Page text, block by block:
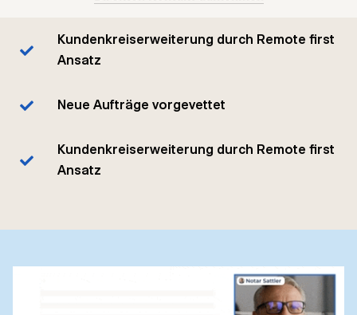
Kundenkreiserweiterung durch Remote first
Ansatz
Neue Aufträge vorgevettet
Kundenkreiserweiterung durch Remote first
Ansatz